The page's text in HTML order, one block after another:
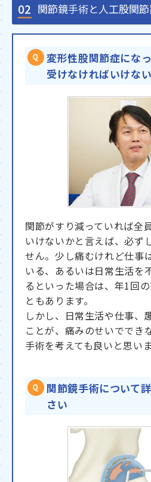
02 関節鏡手術と人工股関
変形性股関節症にな
受けなければいけな
関節がすり減っていれば全
いけないかと言えば、必ず
せん。少し痛むけれど仕事
いる、あるいは日常生活を
るといった場合は、年1回
ともあります。
しかし、日常生活や仕事、
ことが、痛みのせいででき
手術を考えても良いと思いま
関節鏡手術について
さい